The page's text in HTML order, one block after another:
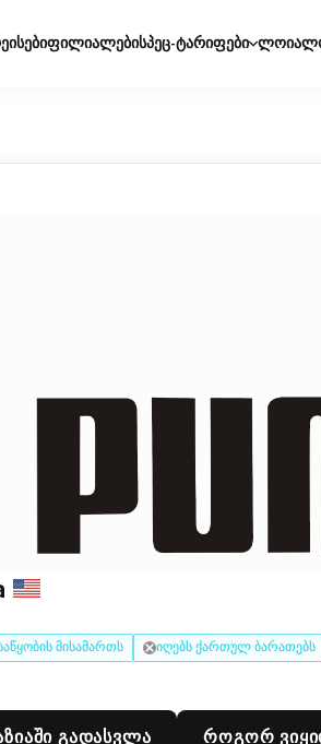
ფილიალებისპეც-ტარიფები
მისამართს იღებს ქართულ ბარათებს
გადასვლა როგორ